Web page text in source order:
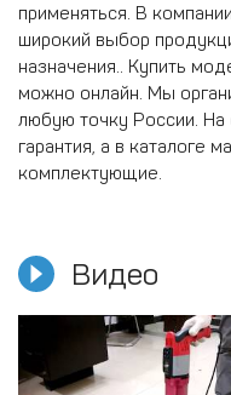
Видео
применяться. В
широкий выбор
назначения.. Купить
можно онлайн. Мы
любую точку России.
гарантия, а в каталоге
комплектующие.